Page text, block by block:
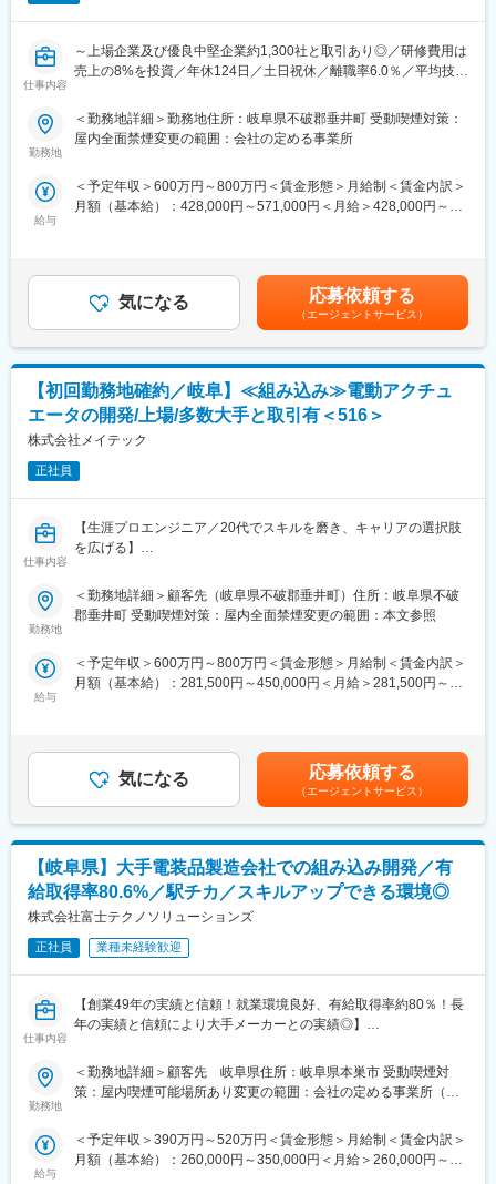
■企業魅力
航空機分野を中心に、高い信頼性が求められる製品を長年にわた
り提供。技術力を重視し、専門性を発揮しながら腰を据えて取り
組める環境があります。
■主要取引先
株式会社デンソー／ソニーセミコンダクタソリューションズ株式
コン／トヨタ自動車株式会社／株式会社日立ハイテク／株式会社
SUBARU／株式会社デンソーテン／テルモ株式会社 など約1300
■当社について：
当社はエンジニア派遣に特化し、自動車、産業用機器、半導体、
し、AIやIoTなどの技術革新に対応しています。
＜教育・研修体制＞
長年構築してきた教育・研修体制により、エンジニアは常に顧客
のニーズに応えられるよう最新技術を学び続けています。現役エ
ンジニアが講師を務め、実用性の高いスキル・知識を教育し、戦
力となる人材を育成します。さらに、コミュニケーション力や業
務推進力といった人間力も向上させ、現場のチーム力アップに貢
献しています。
仕事内容
～上場企業及び優良中堅企業約1,300社と取引あり◎／研修費用は
売上の8%を投資／年休124日／土日祝休／離職率6.0％／平均技術
■具体的な職務内容：
おいて、油圧制御から電動制御への移行に伴う新製品の開発を担
当。各部品ごとに設計・解析・試験など、量産直前までの工程を
今後、同社では航空宇宙のみならず様々な業界からの受注増加が
予測されており、複数の業界の業務経験を積むことが期待されて
おります。
■顧客から当社への期待：
国内外向けのモデル開発において、先進技術開発で製品化を推進
し、設計主担当しての活躍を期待され、最先端の技術力向上を身
に付けるキャリアアップに取組めます。
■チーム構成：
1～2人
株式会社デンソー／ソニーセミコンダクタソリューションズ株式
会社／三菱重工業株式会社／パナソニック株式会社／株式会社ニ
社
情報通信機器などの企業に高度な技術力を提供しています。特に
設計開発から評価試験までのミドルレンジの製品開発を強みと
し、AIやIoTなどの技術革新に対応しています。
＜教育・研修体制＞
長年構築してきた教育・研修体制により、エンジニアは常に顧客
のニーズに応えられるよう最新技術を学び続けています。現役エ
ンジニアが講師を務め、実用性の高いスキル・知識を教育し、戦
力となる人材を育成します。さらに、コミュニケーション力や業
務推進力といった人間力も向上させ、現場のチーム力アップに貢
勤務地
＜勤務地詳細＞勤務地住所：岐阜県不破郡垂井町 受動喫煙対策：
屋内全面禁煙変更の範囲：会社の定める事業所
給与
＜予定年収＞600万円～800万円＜賃金形態＞月給制＜賃金内訳＞
月額（基本給）：428,000円～571,000円＜月給＞428,000円～
570万円 ⇒ 提示年収700万円◎42歳 前職:技術者派
遣 年収500万円 ⇒ 提示年収722万円賃金はあくまで
も目安の金額であり、選考を通じて上下する可能性があります。
月給(月額)は固定手当を含めた表記です。
気になる 応募依頼する
（エージェントサービス）
【初回勤務地確約／岐阜】≪組み込み≫電動アクチュ
エータの開発/上場/多数大手と取引有＜516＞
株式会社メイテック
正社員
仕事内容
【生涯プロエンジニア／20代でスキルを磨き、キャリアの選択肢
を広げる】
援する会社です。
マネジメントに進むか、技術を極めるか。将来の選択を“20代の学
・上場企業・優良中堅企業1,300社と取引
・2026年度も売上1,300億円超予定、5年連続で過去最高更新！
■具体的な職務内容：
防衛向け機体の電動アクチュエータ開発業務。本業務はフライ
ト・コントロール・アクチュエーション・システムにおける電動
アクチュエーターの開発業務です。現在の油圧での制御から電動
制御へ変更した新規開発を行っていく為、各フェーズでの手戻り
を極力少なくる為、MBD開発をメインに行っていきます。MBDソ
フト設計業務としてC言語を使用してのマイコン、FPGAへのコー
ディングが想定されます。
■チーム構成：
■主要取引先：
・株式会社デンソー／ソニーセミコンダクタソリューションズ株
ニコン／トヨタ自動車株式会社／株式会社日立ハイテク／株式会
社SUBARU／株式会社デンソーテン／テルモ株式会社 など約
■当社について：
当社はエンジニア派遣に特化し、自動車、産業用機器、半導体、
勤務地
＜勤務地詳細＞顧客先（岐阜県不破郡垂井町）住所：岐阜県不破
郡垂井町 受動喫煙対策：屋内全面禁煙変更の範囲：本文参照
給与
＜予定年収＞600万円～800万円＜賃金形態＞月給制＜賃金内訳＞
月額（基本給）：281,500円～450,000円＜月給＞281,500円～
円 ⇒ 提示年収700万円◎42歳 前職:技術者派遣 年
収500万円 ⇒ 提示年収722万円賃金はあくまでも目安の金額で
あり、選考を通じて上下する可能性があります。月給(月額)は固定
手当を含めた表記です。
気になる 応募依頼する
（エージェントサービス）
【岐阜県】大手電装品製造会社での組み込み開発／有
給取得率80.6%／駅チカ／スキルアップできる環境◎
株式会社富士テクノソリューションズ
正社員 業種未経験歓迎
仕事内容
【創業49年の実績と信頼！就業環境良好、有給取得率約80％！長
年の実績と信頼により大手メーカーとの実績◎】
バス車載機器国内No.1シェアメーカーでの組み込み開発をお任せ
いたします。
運賃箱のエンベデッド系、ICカードの組み込み開発業務です。
上記業務において、設計、コーディング、デバッグ、機能追加、
勤務地
＜勤務地詳細＞顧客先 岐阜県住所：岐阜県本巣市 受動喫煙対
策：屋内喫煙可能場所あり変更の範囲：会社の定める事業所（リ
給与
＜予定年収＞390万円～520万円＜賃金形態＞月給制＜賃金内訳＞
月額（基本給）：260,000円～350,000円＜月給＞260,000円～